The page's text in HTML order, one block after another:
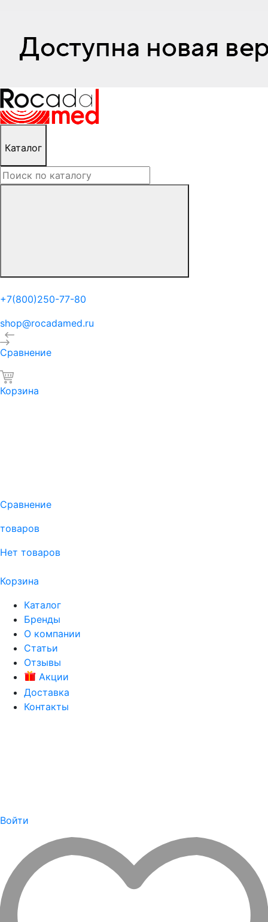
Каталог
+7(800)250-77-80
shop@rocadamed.ru
Сравнение
Корзина
Сравнение
товаров
Нет товаров
Корзина
Каталог
Бренды
О компании
Статьи
Отзывы
Акции
Доставка
Контакты
Войти